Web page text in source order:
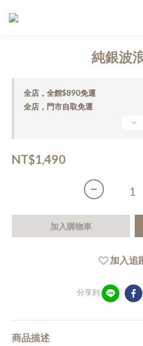
純銀波
全店，全館$890免運
全店，門市自取免運
NT$1,490
加入購物車
加入追
分享到
商品描述